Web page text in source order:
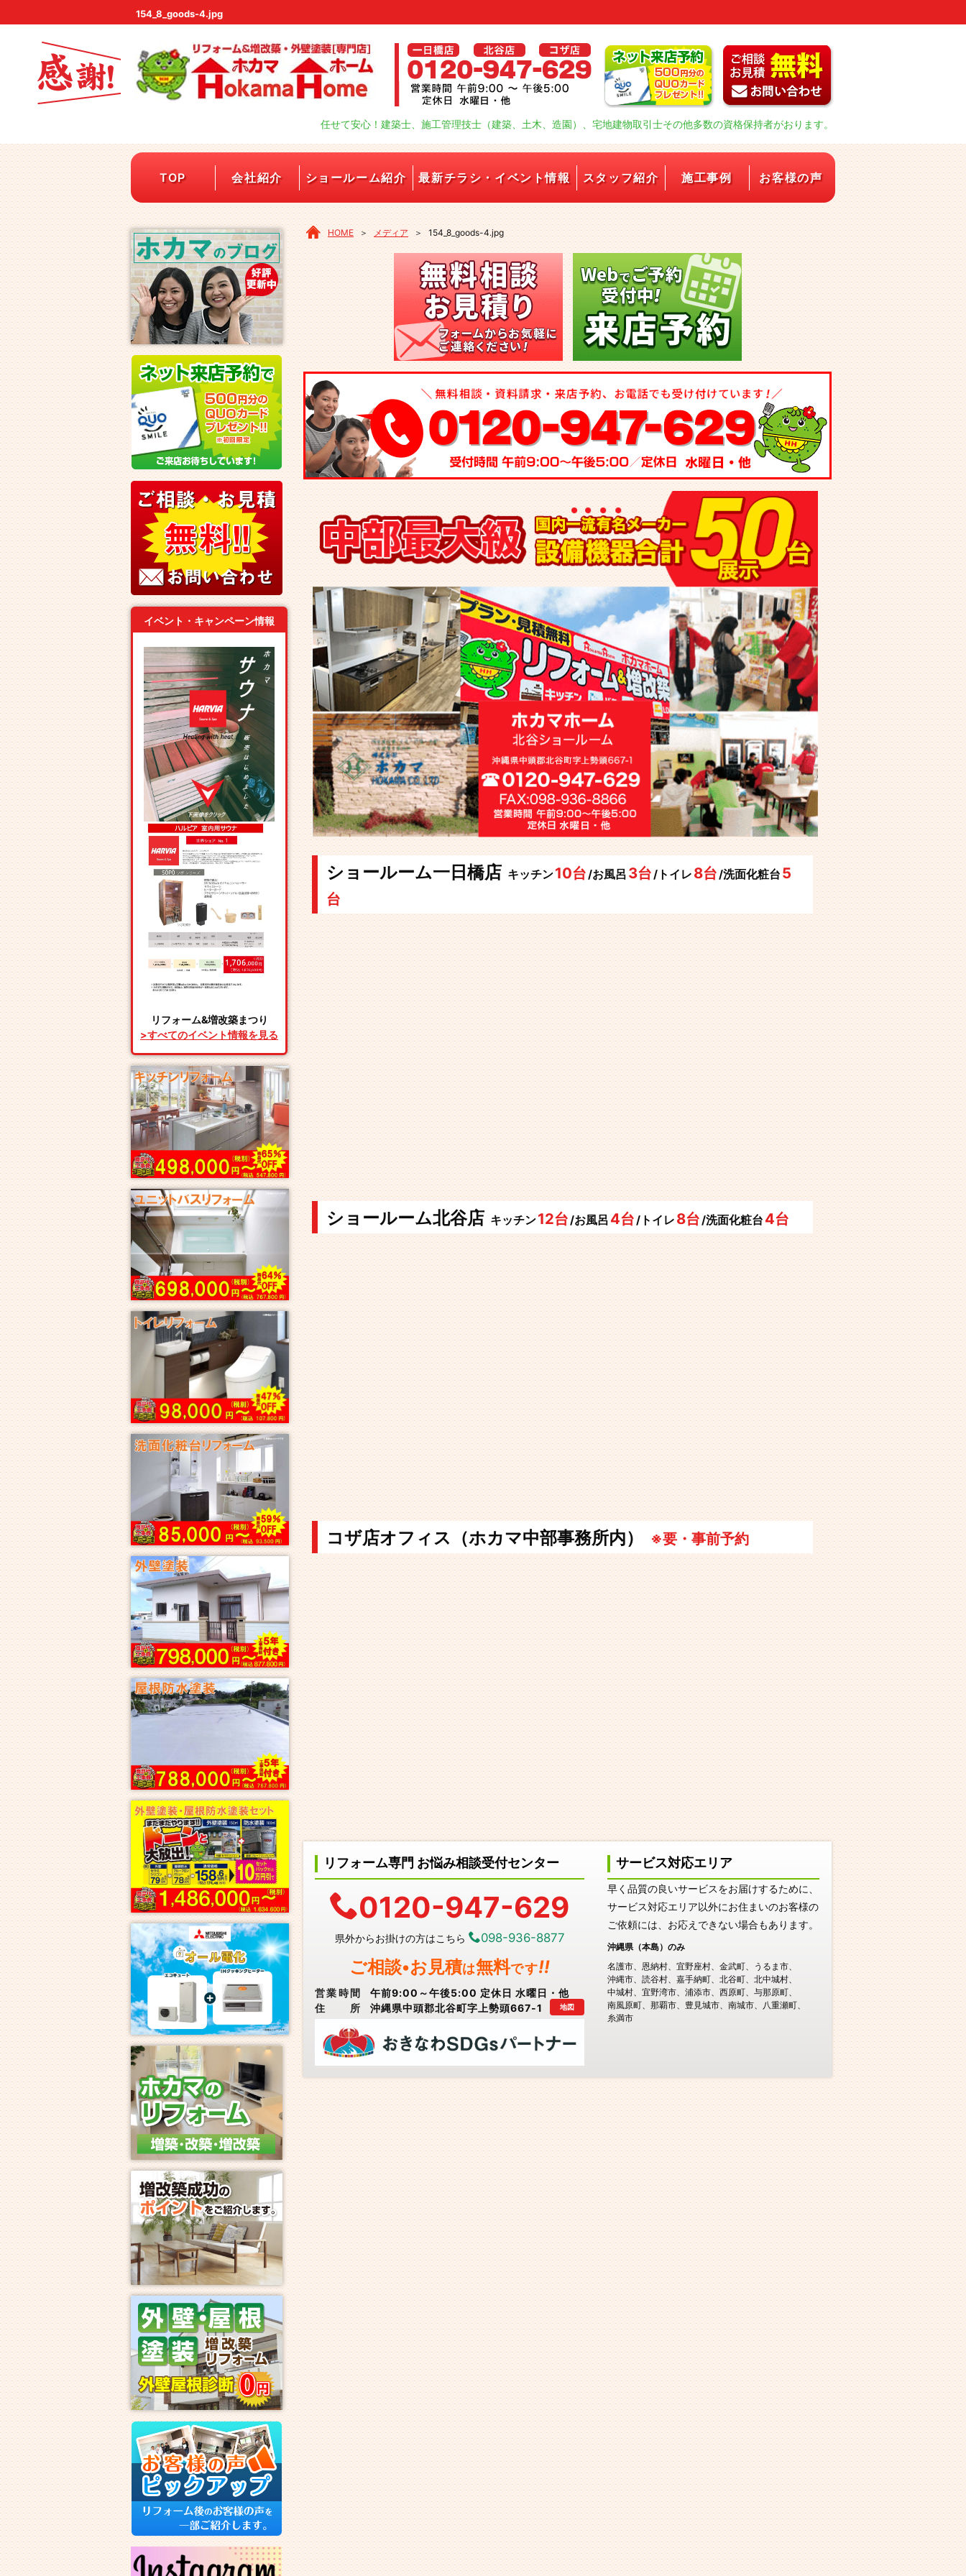
154_8_goods-4.jpg
任せて安心！建築士、施工管理技士（建築、土木、造園）、宅地建物取引士その他多数の資格保持者がおります。
TOP 会社紹介 ショールーム紹介 最新チラシ・イベント情報 スタッフ紹介 施工事例 お客様の声
HOME ＞ メディア ＞ 154_8_goods-4.jpg
ショールーム一日橋店 キッチン10台/お風呂 3台/トイレ 8台/洗面化粧台 5
台
ショールーム北谷店 キッチン12台/お風呂 4台/トイレ 8台/洗面化粧台 4台
コザ店オフィス（ホカマ中部事務所内） ※要・事前予約
リフォーム専門 お悩み相談受付センター
0120-947-629
県外からお掛けの方はこちら 098-936-8877
ご相談•お見積は無料です!!
営業時間
午前9:00～午後5:00 定休日 水曜日・他
住所
沖縄県中頭郡北谷町字上勢頭667-1 地図
サービス対応エリア
早く品質の良いサービスをお届けするために、
サービス対応エリア以外にお住まいのお客様の
ご依頼には、お応えできない場合もあります。
沖縄県（本島）のみ
名護市
恩納村 宜野座村 金武町
うるま市
沖縄市
読谷村 嘉手納町 北谷町
北中城村
中城村
宜野湾市 浦添市 西原町
与那原町
南風原町
那覇市 豊見城市 南城市
八重瀬町
糸満市
イベント・キャンペーン情報
リフォーム&増改築まつり
>すべてのイベント情報を見る